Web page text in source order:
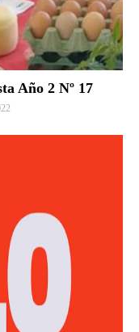
Año 2 Nº 17